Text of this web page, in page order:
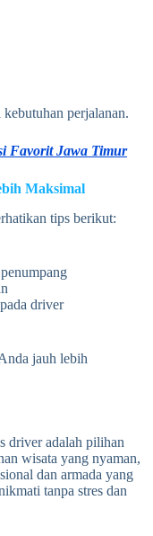
perjalanan.
Favorit Jawa Timur
Maksimal
tips berikut:
driver
jauh lebih
driver adalah pilihan
wisata yang nyaman,
dan armada yang
tanpa stres dan